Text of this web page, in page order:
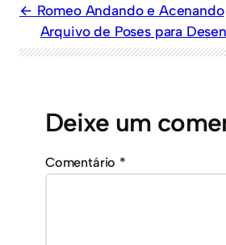
Romeo Andando e Acenando
Arquivo de Poses para
Deixe um
Comentário *